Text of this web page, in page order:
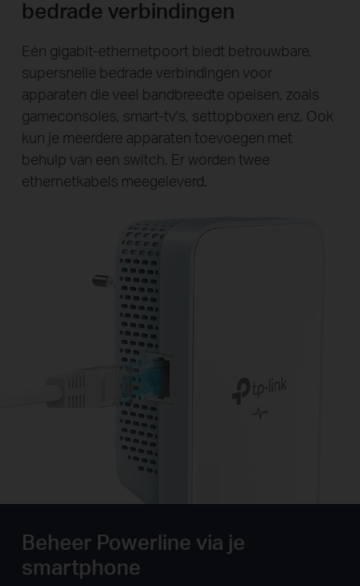
bedrade verbindingen
Eén gigabit-ethernetpoort biedt betrouwbare,
supersnelle bedrade verbindingen voor
apparaten die veel bandbreedte opeisen, zoals
gameconsoles, smart-tv's, settopboxen enz. Ook
kun je meerdere apparaten toevoegen met
behulp van een switch. Er worden twee
ethernetkabels meegeleverd.
Beheer Powerline via je
smartphone